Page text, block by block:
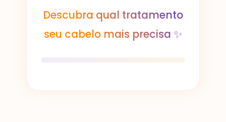
Descubra qual tratamento
seu cabelo mais precisa ✨